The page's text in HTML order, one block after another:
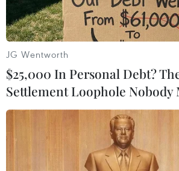
Áp thấp nhiệt đới đã suy
yếu thành một vùng áp
08/08/2026 14:19
Thứ
Thắng
sĩ tại
Riêng
JG Wentworth
$25,000 In Personal Debt?
Settlement Loophole Nobody